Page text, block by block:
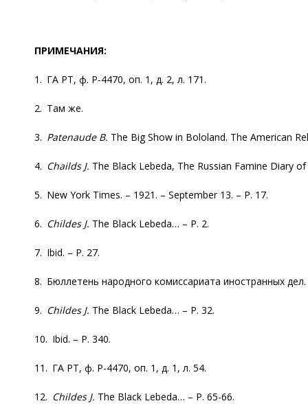
ПРИМЕЧАНИЯ:
1. ГА РТ, ф. Р-4470, оп. 1, д. 2, л. 171.
2. Там же.
3. PatenaudeB. The Big Show in Bololand. The American
4. ChaildsJ. The Black Lebeda, The Russian Famine Diary
5. New York Times. – 1921. – September 13. – P. 17.
6. Childes J. The Black Lebeda… – P. 2.
7. Ibid. – P. 27.
8. Бюллетень народного комиссариата иностранных
9. Childes J. The Black Lebeda… – P. 32.
10. Ibid. – P. 340.
11. ГА РТ, ф. Р-4470, оп. 1, д. 1, л. 54.
12. Childes J. The Black Lebeda… – P. 65-66.